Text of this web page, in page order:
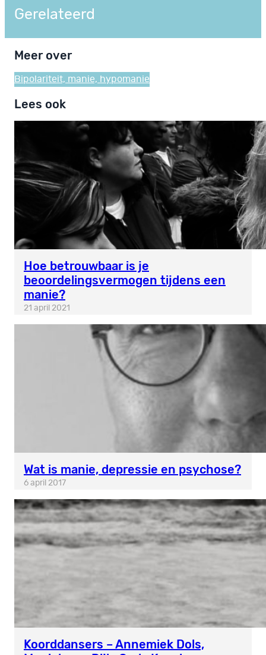
Gerelateerd
Meer over
Bipolariteit, manie, hypomanie
Lees ook
Hoe betrouwbaar is je
beoordelingsvermogen tijdens een
manie?
21 april 2021
Wat is manie, depressie en psychose?
6 april 2017
Koorddansers – Annemiek Dols,